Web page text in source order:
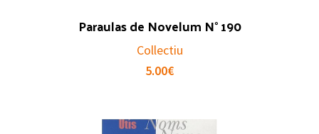
Paraulas de Novelum N° 190
Collectiu
5.00€